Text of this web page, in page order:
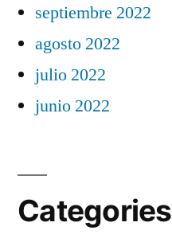
septiembre 2022
agosto 2022
julio 2022
junio 2022
Categories